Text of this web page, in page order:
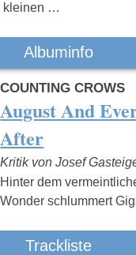
kleinen …
Albuminfo
COUNTING CROWS
August And
After
Kritik von Josef
Hinter dem
Wonder schlummert
Trackliste